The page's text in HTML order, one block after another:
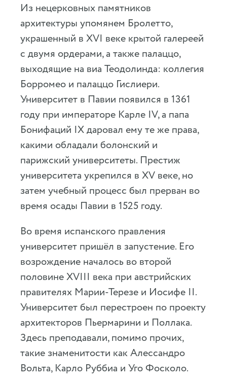
Из нецерковных памятников
архитектуры упомянем Бролетто,
украшенный в XVI веке крытой галереей
с двумя ордерами, а также палаццо,
выходящие на виа Теодолинда: коллегия
Борромео и палаццо Гислиери.
Университет в Павии появился в 1361
году при императоре Карле IV, а папа
Бонифаций IX даровал ему те же права,
какими обладали болонский и
парижский университеты. Престиж
университета укрепился в XV веке, но
затем учебный процесс был прерван во
время осады Павии в 1525 году.
Во время испанского правления
университет пришёл в запустение. Его
возрождение началось во второй
половине XVIII века при австрийских
правителях Марии-Терезе и Иосифе II.
Университет был перестроен по проекту
архитекторов Пьермарини и Поллака.
Здесь преподавали, помимо прочих,
такие знаменитости как Алессандро
Вольта, Карло Руббиа и Уго Фосколо.